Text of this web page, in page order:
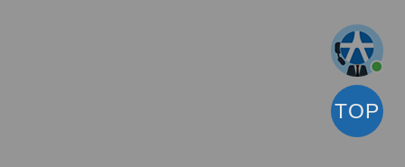
TOP